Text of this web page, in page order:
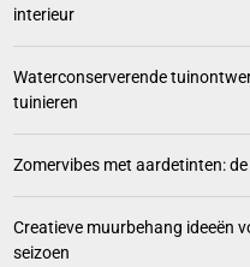
interieur
Waterconserverende
tuinieren
Zomervibes met aardetinten:
Creatieve muurbehang ideeën
seizoen